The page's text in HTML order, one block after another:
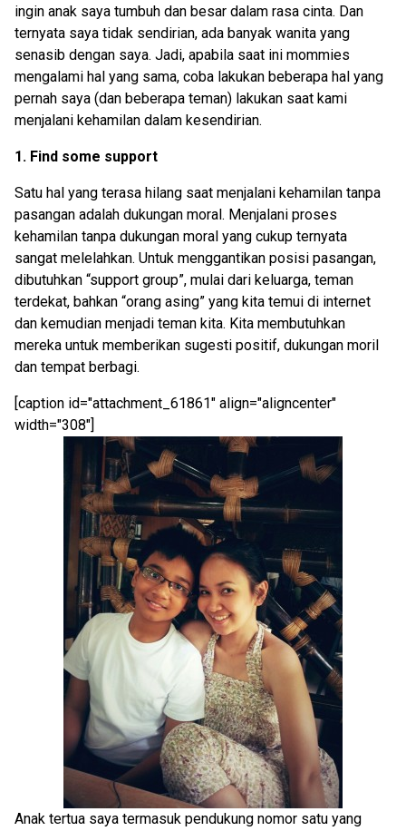
ingin anak saya tumbuh dan besar dalam rasa cinta. Dan
ternyata saya tidak sendirian, ada banyak wanita yang
senasib dengan saya. Jadi, apabila saat ini mommies
mengalami hal yang sama, coba lakukan beberapa hal yang
pernah saya (dan beberapa teman) lakukan saat kami
menjalani kehamilan dalam kesendirian.
1. Find some support
Satu hal yang terasa hilang saat menjalani kehamilan tanpa
pasangan adalah dukungan moral. Menjalani proses
kehamilan tanpa dukungan moral yang cukup ternyata
sangat melelahkan. Untuk menggantikan posisi pasangan,
dibutuhkan “support group”, mulai dari keluarga, teman
terdekat, bahkan “orang asing” yang kita temui di internet
dan kemudian menjadi teman kita. Kita membutuhkan
mereka untuk memberikan sugesti positif, dukungan moril
dan tempat berbagi.
[caption id="attachment_61861" align="aligncenter"
width="308"]
Anak tertua saya termasuk pendukung nomor satu yang